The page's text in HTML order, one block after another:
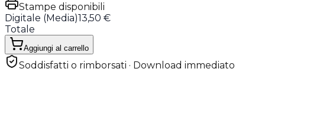
Stampe disponibili
Digitale (Media)13,50 €
Totale
Aggiungi al carrello
Soddisfatti o rimborsati · Download immediato